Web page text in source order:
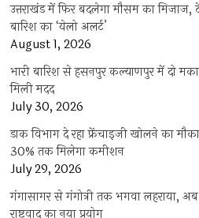
उत्तराखंड में फिर बदलेगा मौसम का मिजाज,
बारिश का ‘येलो अलर्ट’
August 1, 2026
भारी बारिश से हसनपुर कल्याणपुर में दो
मिली मदद
July 30, 2026
डाक विभाग दे रहा फ्रेंचाइजी खोलने का
30% तक मिलेगा कमीशन
July 29, 2026
गंगासागर से गंगोत्री तक भगवा लहराया,